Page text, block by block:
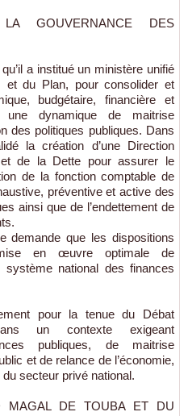
GOUVERNANCE DES
a institué un ministère unifié
et du Plan, pour consolider et
budgétaire, financière et
une dynamique de maitrise
des politiques publiques. Dans
la création d’une Direction
de la Dette pour assurer le
de la fonction comptable de
préventive et active des
ainsi que de l’endettement de
demande que les dispositions
en œuvre optimale de
système national des finances
pour la tenue du Débat
un contexte exigeant
publiques, de maitrise
et de relance de l’économie,
secteur privé national.
MAGAL DE TOUBA ET DU